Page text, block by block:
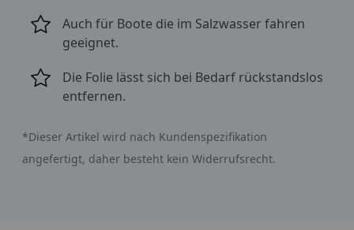
Auch für Boote die im Salzwasser fahren
geeignet.
Die Folie lässt sich bei Bedarf rückstandslos
entfernen.
*Dieser Artikel wird nach Kundenspezifikation
angefertigt, daher besteht kein Widerrufsrecht.